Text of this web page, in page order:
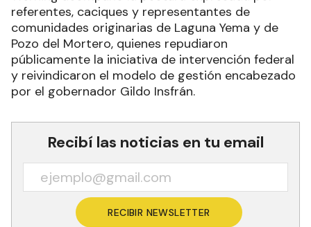
referentes, caciques y representantes de
comunidades originarias de Laguna Yema y de
Pozo del Mortero, quienes repudiaron
públicamente la iniciativa de intervención federal
y reivindicaron el modelo de gestión encabezado
por el gobernador Gildo Insfrán.
Recibí las noticias en tu email
RECIBIR NEWSLETTER